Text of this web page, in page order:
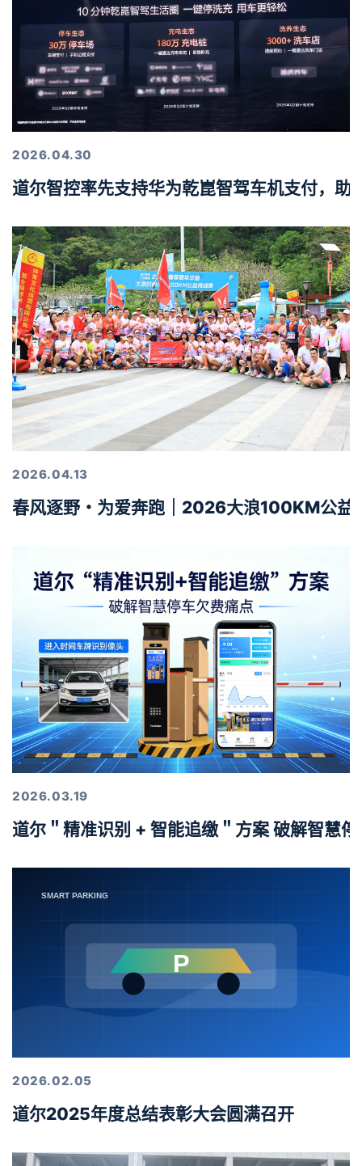
2026.04.30
道尔智控率先支持华为乾崑智驾车机支付，助
2026.04.13
春风逐野・为爱奔跑｜2026大浪100KM公益
2026.03.19
道尔＂精准识别 + 智能追缴＂方案 破解智慧
2026.02.05
道尔2025年度总结表彰大会圆满召开